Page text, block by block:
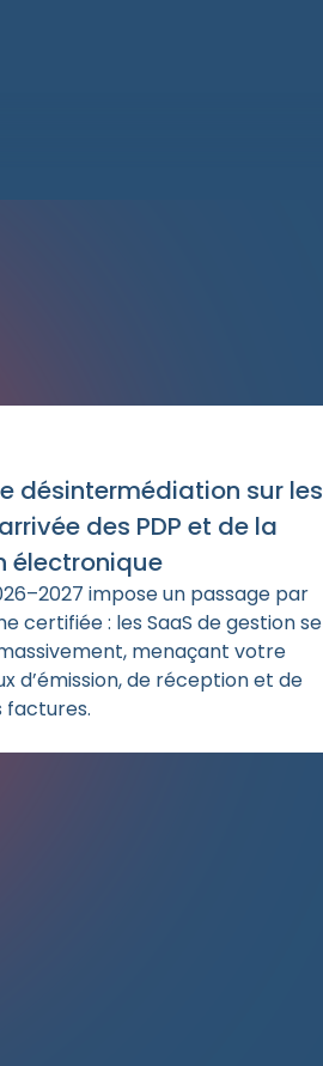
désintermédiation sur les
des PDP et de la
électronique
impose un passage par
certifiée : les SaaS de gestion se
menaçant votre
d’émission, de réception et de
factures.